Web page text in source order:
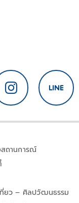
ถานการณ์
ยว – ศิลปวัฒนธรรม